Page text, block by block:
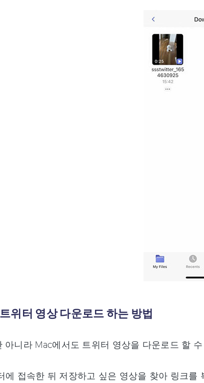
위터 영상 다운로드 하는 방법
아니라 Mac에서도 트위터 영상을 다운로드 할
에 접속한 뒤 저장하고 싶은 영상을 찾아 링크를